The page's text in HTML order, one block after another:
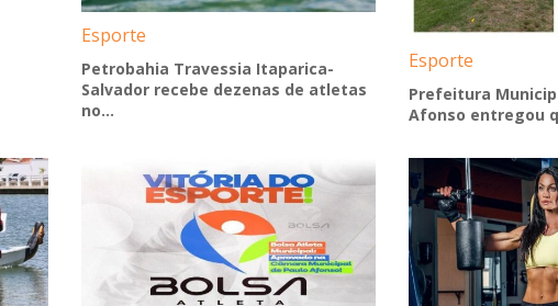
Esporte
Petrobahia Travessia Itaparica-
Salvador recebe dezenas de atletas
no...
Esporte
Prefeitura
Afonso entregou